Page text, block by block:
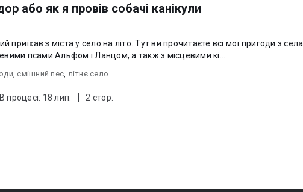
або як я провів собачі канікули
приїхав з міста у село на літо. Тут ви прочитаєте всі мої пригоди з села
псами Альфом і Ланцом, а такж з місцевими кі...
, смішний пес, літнє село
В процесі: 18 лип. 2 стор.